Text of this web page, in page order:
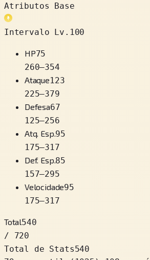
Atributos Base
Intervalo Lv.100
HP75
260–354
Ataque123
225–379
Defesa67
125–256
Atq. Esp.95
175–317
Def. Esp.85
157–295
Velocidade95
175–317
Total540
/ 720
Total de Stats540